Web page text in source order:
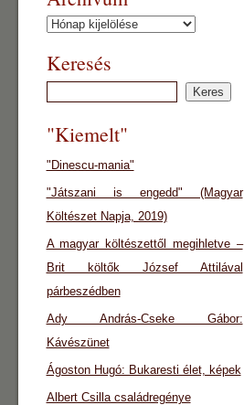
Archívum
Keresés
"Kiemelt"
"Dinescu-mania"
"Játszani is engedd" (Magyar
Költészet Napja, 2019)
A magyar költészettől megihletve –
Brit költők József Attilával
párbeszédben
Ady András-Cseke Gábor:
Kávészünet
Ágoston Hugó: Bukaresti élet, képek
Albert Csilla családregénye